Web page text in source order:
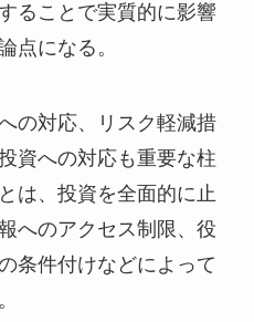
ることで実質的に影響
点になる。
の対応、リスク軽減措
資への対応も重要な柱
は、投資を全面的に止
へのアクセス制限、役
条件付けなどによって